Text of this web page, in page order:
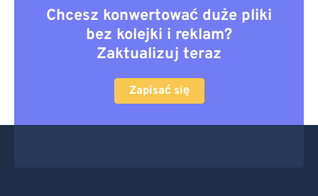
Chcesz konwertować duże pliki
bez kolejki i reklam?
Zaktualizuj teraz
Zapisać się